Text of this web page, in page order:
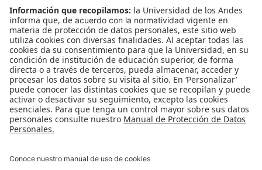
¿Quiénes somos?
Podcasts
Ediciones especiales
Proyectos 070
SÍGUENOS